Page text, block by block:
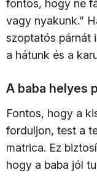
fontos, hogy ne
vagy nyakunk.”
szoptatós párnát
a hátunk és a
A baba helyes
Fontos, hogy a
forduljon, test a
matrica. Ez
hogy a baba jól